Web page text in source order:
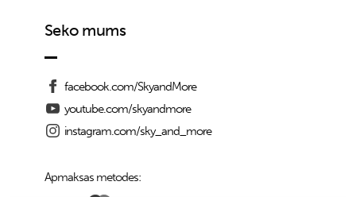
Seko mums
facebook.com/SkyandMore
youtube.com/skyandmore
instagram.com/sky_and_more
Apmaksas metodes: